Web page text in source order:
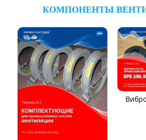
воздухонагреватели